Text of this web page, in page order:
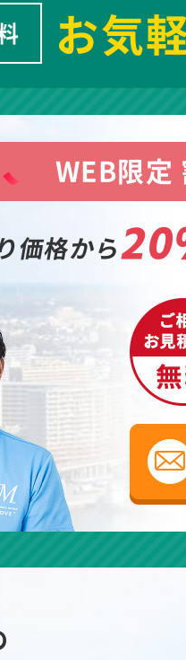
お気
WEB限定
価格から